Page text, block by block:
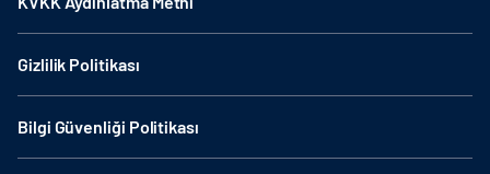
Gizlilik Politikası
Bilgi Güvenliği Politikası